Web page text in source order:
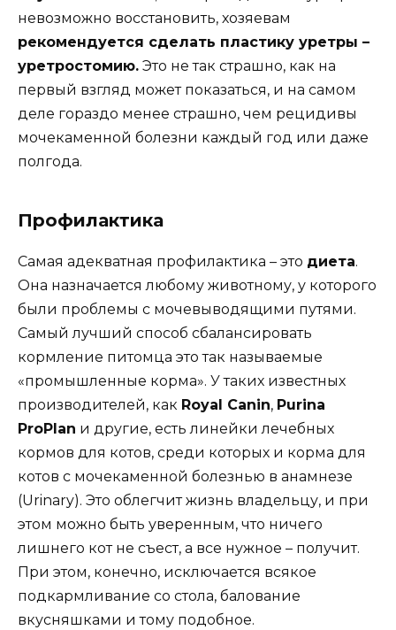
невозможно восстановить, хозяевам
рекомендуется сделать пластику уретры –
уретростомию. Это не так страшно, как на
первый взгляд может показаться, и на самом
деле гораздо менее страшно, чем рецидивы
мочекаменной болезни каждый год или даже
полгода.
Профилактика
Самая адекватная профилактика – это диета.
Она назначается любому животному, у которого
были проблемы с мочевыводящими путями.
Самый лучший способ сбалансировать
кормление питомца это так называемые
«промышленные корма». У таких известных
производителей, как Royal Canin, Purina
ProPlan и другие, есть линейки лечебных
кормов для котов, среди которых и корма для
котов с мочекаменной болезнью в анамнезе
(Urinary). Это облегчит жизнь владельцу, и при
этом можно быть уверенным, что ничего
лишнего кот не съест, а все нужное – получит.
При этом, конечно, исключается всякое
подкармливание со стола, балование
вкусняшками и тому подобное.